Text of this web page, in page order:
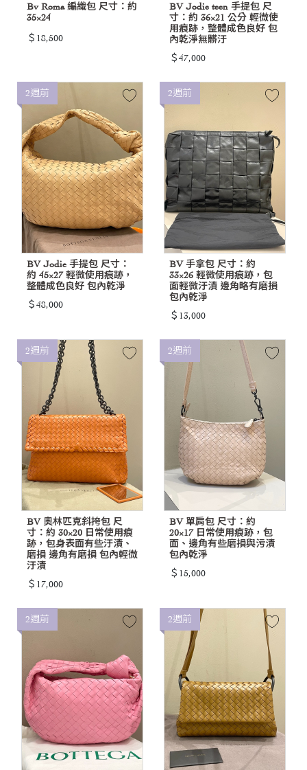
Bv Roma 編織包 尺寸：約
35×24
＄18,500
BV Jodie teen 手提包 尺
寸：約 36×21 公分 輕微使
用痕跡，整體成色良好 包
內乾淨無髒汙
＄47,000
2週前
BV Jodie 手提包 尺寸：
約 45×27 輕微使用痕跡，
整體成色良好 包內乾淨
＄48,000
2週前
BV 手拿包 尺寸：約
33×26 輕微使用痕跡，包
面輕微汙漬 邊角略有磨損
包內乾淨
＄13,000
2週前
BV 奧林匹克斜挎包 尺
寸：約 30×20 日常使用痕
跡，包身表面有些汙漬、
磨損 邊角有磨損 包內輕微
汙漬
＄17,000
2週前
BV 單肩包 尺寸：約
20×17 日常使用痕跡，包
面、邊角有些磨損與污漬
包內乾淨
＄15,000
2週前 2週前